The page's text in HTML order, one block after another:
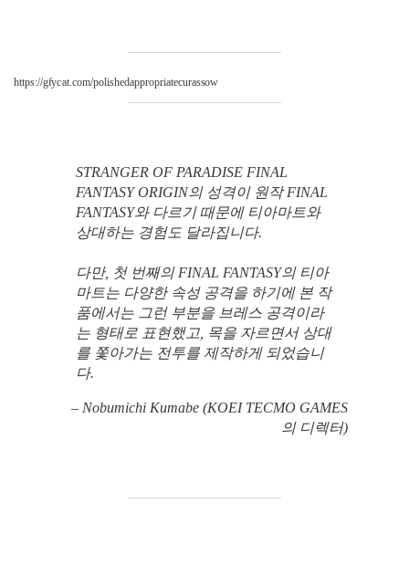
https://gfycat.com/polishedappropriatecurassow
STRANGER OF PARADISE FINAL
FANTASY ORIGIN의 성격이 원작 FINAL
FANTASY와 다르기 때문에 티아마트와
상대하는 경험도 달라집니다.
다만, 첫 번째의 FINAL FANTASY의 티아
마트는 다양한 속성 공격을 하기에 본 작
품에서는 그런 부분을 브레스 공격이라
는 형태로 표현했고, 목을 자르면서 상대
를 쫓아가는 전투를 제작하게 되었습니
다.
– Nobumichi Kumabe (KOEI TECMO GAMES
의 디렉터)